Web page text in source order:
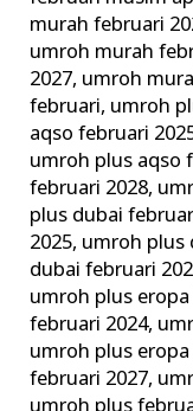
murah februari
umroh murah
2027, umroh
februari, umroh
aqso februari
umroh plus aqso
februari 2028,
plus dubai
2025, umroh plus
dubai februari
umroh plus
februari 2024,
umroh plus
februari 2027,